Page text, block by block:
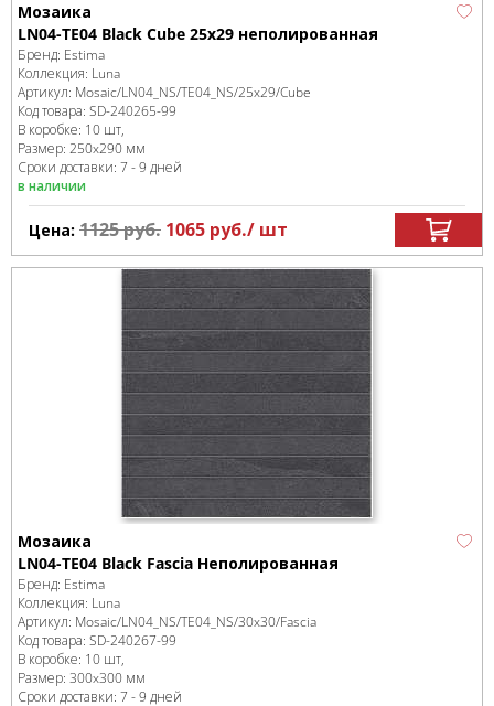
Мозаика
LN04-TE04 Black Cube 25х29 неполированная
Бренд: Estima
Коллекция: Luna
Артикул: Mosaic/LN04_NS/TE04_NS/25x29/Cube
Код товара: SD-240265-99
В коробке: 10 шт,
Размер: 250x290 мм
Сроки доставки: 7 - 9 дней
в наличии
Цена: 1125руб. 1065 руб./ шт
Мозаика
LN04-TE04 Black Fascia Неполированная
Бренд: Estima
Коллекция: Luna
Артикул: Mosaic/LN04_NS/TE04_NS/30x30/Fascia
Код товара: SD-240267-99
В коробке: 10 шт,
Размер: 300x300 мм
Сроки доставки: 7 - 9 дней